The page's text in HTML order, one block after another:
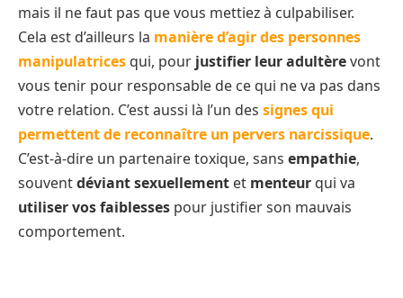
mais il ne faut pas que vous mettiez à culpabiliser.
Cela est d’ailleurs la manière d’agir des personnes
manipulatrices qui, pour justifier leur adultèrevont
vous tenir pour responsable de ce qui ne va pas dans
votre relation. C’est aussi là l’un des signes qui
permettent de reconnaître un pervers narcissique.
C’est-à-dire un partenaire toxique, sans empathie,
souventdéviant sexuellement et menteur qui va
utiliser vos faiblesses pour justifier son mauvais
comportement.